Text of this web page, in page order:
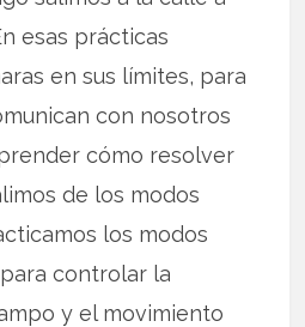
esas prácticas
en sus límites, para
con nosotros
cómo resolver
de los modos
los modos
controlar la
y el movimiento